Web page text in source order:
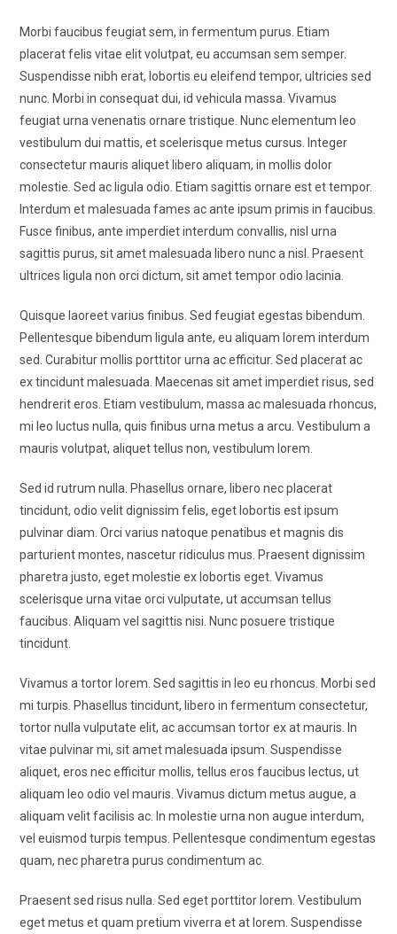
Morbi faucibus feugiat sem, in fermentum purus. Etiam
placerat felis vitae elit volutpat, eu accumsan sem semper.
Suspendisse nibh erat, lobortis eu eleifend tempor, ultricies sed
nunc. Morbi in consequat dui, id vehicula massa. Vivamus
feugiat urna venenatis ornare tristique. Nunc elementum leo
vestibulum dui mattis, et scelerisque metus cursus. Integer
consectetur mauris aliquet libero aliquam, in mollis dolor
molestie. Sed ac ligula odio. Etiam sagittis ornare est et tempor.
Interdum et malesuada fames ac ante ipsum primis in faucibus.
Fusce finibus, ante imperdiet interdum convallis, nisl urna
sagittis purus, sit amet malesuada libero nunc a nisl. Praesent
ultrices ligula non orci dictum, sit amet tempor odio lacinia.
Quisque laoreet varius finibus. Sed feugiat egestas bibendum.
Pellentesque bibendum ligula ante, eu aliquam lorem interdum
sed. Curabitur mollis porttitor urna ac efficitur. Sed placerat ac
ex tincidunt malesuada. Maecenas sit amet imperdiet risus, sed
hendrerit eros. Etiam vestibulum, massa ac malesuada rhoncus,
mi leo luctus nulla, quis finibus urna metus a arcu. Vestibulum a
mauris volutpat, aliquet tellus non, vestibulum lorem.
Sed id rutrum nulla. Phasellus ornare, libero nec placerat
tincidunt, odio velit dignissim felis, eget lobortis est ipsum
pulvinar diam. Orci varius natoque penatibus et magnis dis
parturient montes, nascetur ridiculus mus. Praesent dignissim
pharetra justo, eget molestie ex lobortis eget. Vivamus
scelerisque urna vitae orci vulputate, ut accumsan tellus
faucibus. Aliquam vel sagittis nisi. Nunc posuere tristique
tincidunt.
Vivamus a tortor lorem. Sed sagittis in leo eu rhoncus. Morbi sed
mi turpis. Phasellus tincidunt, libero in fermentum consectetur,
tortor nulla vulputate elit, ac accumsan tortor ex at mauris. In
vitae pulvinar mi, sit amet malesuada ipsum. Suspendisse
aliquet, eros nec efficitur mollis, tellus eros faucibus lectus, ut
aliquam leo odio vel mauris. Vivamus dictum metus augue, a
aliquam velit facilisis ac. In molestie urna non augue interdum,
vel euismod turpis tempus. Pellentesque condimentum egestas
quam, nec pharetra purus condimentum ac.
Praesent sed risus nulla. Sed eget porttitor lorem. Vestibulum
eget metus et quam pretium viverra et at lorem. Suspendisse